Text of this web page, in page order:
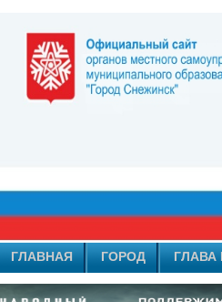
ГЛАВНАЯ ГОРОД ГЛАВА